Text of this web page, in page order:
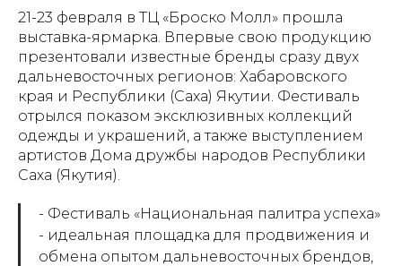
21-23 февраля в ТЦ «Броско Молл» прошла
выставка-ярмарка. Впервые свою продукцию
презентовали известные бренды сразу двух
дальневосточных регионов: Хабаровского
края и Республики (Саха) Якутии. Фестиваль
отрылся показом эксклюзивных коллекций
одежды и украшений, а также выступлением
артистов Дома дружбы народов Республики
Саха (Якутия).
- Фестиваль «Национальная палитра успеха»
- идеальная площадка для продвижения и
обмена опытом дальневосточных брендов,